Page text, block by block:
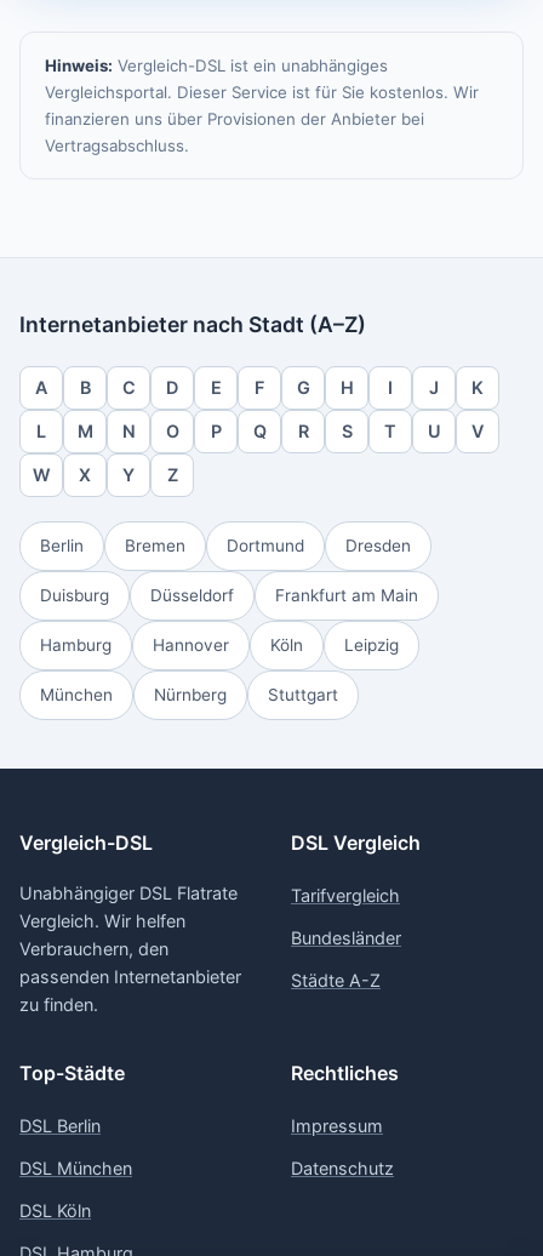
Hinweis: Vergleich-DSL ist ein unabhängiges
Vergleichsportal. Dieser Service ist für Sie kostenlos. Wir
finanzieren uns über Provisionen der Anbieter bei
Vertragsabschluss.
Internetanbieter nach Stadt (A–Z)
A B C D E F G H I J K
L M N O P Q R S T U V
W X Y Z
Berlin Bremen Dortmund Dresden
Duisburg Düsseldorf Frankfurt am Main
Hamburg Hannover Köln Leipzig
München Nürnberg Stuttgart
Vergleich-DSL
Unabhängiger DSL Flatrate
Vergleich. Wir helfen
Verbrauchern, den
passenden Internetanbieter
zu finden.
DSL Vergleich
Tarifvergleich
Bundesländer
Städte A-Z
Top-Städte
DSL Berlin
DSL München
DSL Köln
Rechtliches
Impressum
Datenschutz